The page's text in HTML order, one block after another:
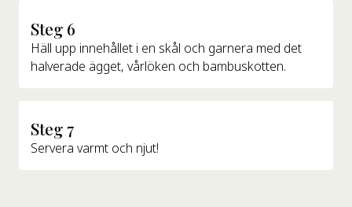
Steg 6
Häll upp innehållet i en skål och garnera med det
halverade ägget, vårlöken och bambuskotten.
Steg 7
Servera varmt och njut!